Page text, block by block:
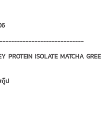
PROTEIN ISOLATE MATCHA GREE
กู๊ป